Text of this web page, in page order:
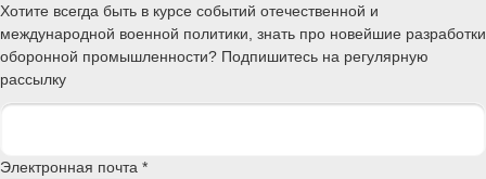
Хотите всегда быть в курсе событий отечественной и
международной военной политики, знать про новейшие разработки
оборонной промышленности? Подпишитесь на регулярную
рассылку
Электронная почта *